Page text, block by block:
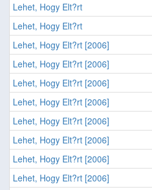
Lehet, Hogy Elt?rt
Lehet, Hogy Elt?rt
Lehet, Hogy Elt?rt [2006]
Lehet, Hogy Elt?rt [2006]
Lehet, Hogy Elt?rt [2006]
Lehet, Hogy Elt?rt [2006]
Lehet, Hogy Elt?rt [2006]
Lehet, Hogy Elt?rt [2006]
Lehet, Hogy Elt?rt [2006]
Lehet, Hogy Elt?rt [2006]